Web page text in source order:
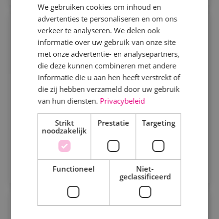
Specialisme
Beveiligingstechniek
Elektrotechniek
Energietechniek
Staf
Uren
Fulltime
Parttime
Servicemonteur werktuigbouwkunde
Werktuigbouwkunde MBO
Alphen a/d Rijn, Kaatsheuvel, Sprundel
Als servicemonteur bij BINK bezoek jij onze klanten
op diverse locaties. Je komt in actie bij storingen en
Bekijk vacature
Direct solliciteren
Projectcoördinator
We gebruiken cookies om inhoud en
advertenties te personaliseren en om ons
verkeer te analyseren. We delen ook
informatie over uw gebruik van onze site
met onze advertentie- en analysepartners,
die deze kunnen combineren met andere
informatie die u aan hen heeft verstrekt of
die zij hebben verzameld door uw gebruik
van hun diensten. Privacybeleid
Strikt
noodzakelijk
Prestatie Targeting
Functioneel
Niet-
geclassificeerd